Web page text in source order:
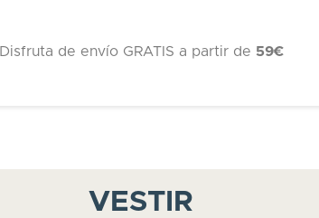
Disfruta de envío GRATIS a partir de 59€
VESTIR